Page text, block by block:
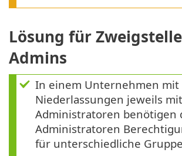
Lösung für
Admins
In einem Unternehmen mit
Niederlassungen jeweils
Administratoren benötigen
Administratoren
für unterschiedliche